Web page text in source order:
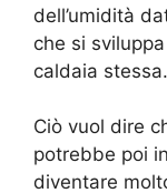
dell’umidità
che si
caldaia stessa.
Ciò vuol dire
potrebbe poi
diventare